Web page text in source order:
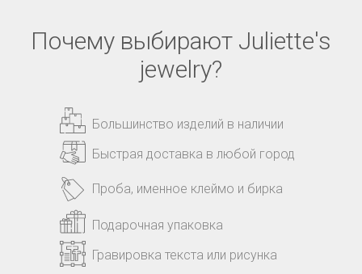
Почему выбирают Juliette's
jewelry?
Большинство изделий в наличии
Быстрая доставка в любой город
Подарочная упаковка
Гравировка текста или рисунка
Проба, именное клеймо и бирка